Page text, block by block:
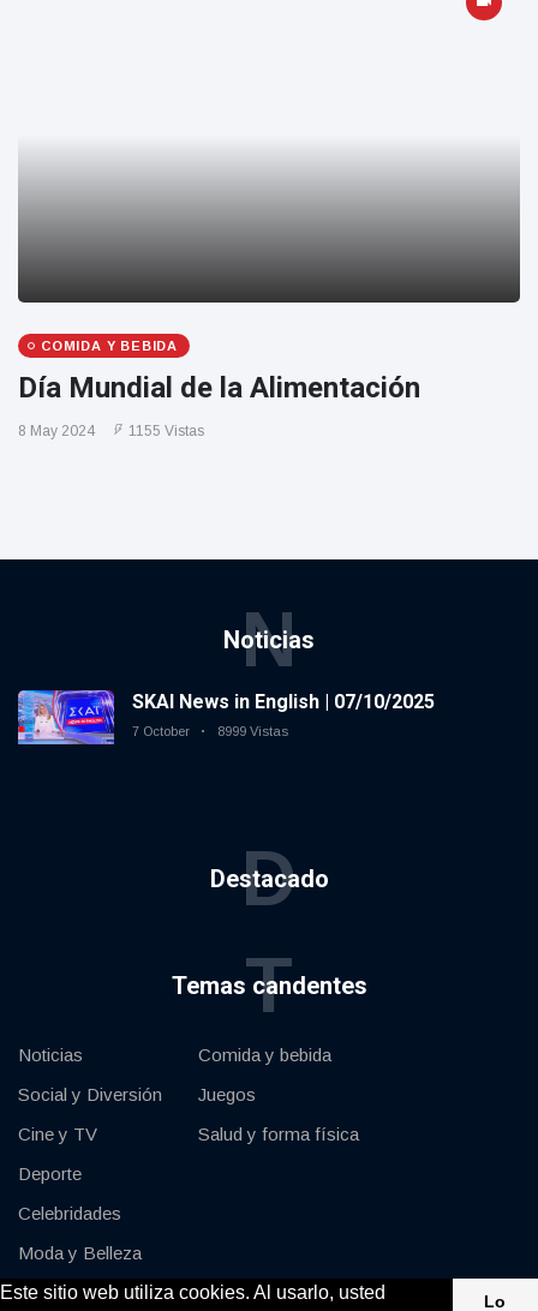
Este sitio web utiliza cookies. Al usarlo, usted
Lo
COMIDA Y BEBIDA
Día Mundial de la Alimentación
8 May 2024 1155 Vistas
Noticias
N
SKAI News in English | 07/10/2025
7 October 8999 Vistas
Destacado
D
Temas candentes
T
Noticias
Social y Diversión
Cine y TV
Deporte
Celebridades
Moda y Belleza
Coches y Motor
Comida y bebida
Juegos
Salud y forma física